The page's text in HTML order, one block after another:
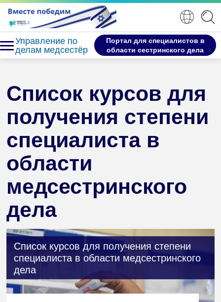
Управление по
делам медсестёр
Портал для специалистов в
области сестринского дела
Список курсов для
получения степени
специалиста в
области
медсестринского
дела
Список курсов для получения степени
специалиста в области медсестринского
дела